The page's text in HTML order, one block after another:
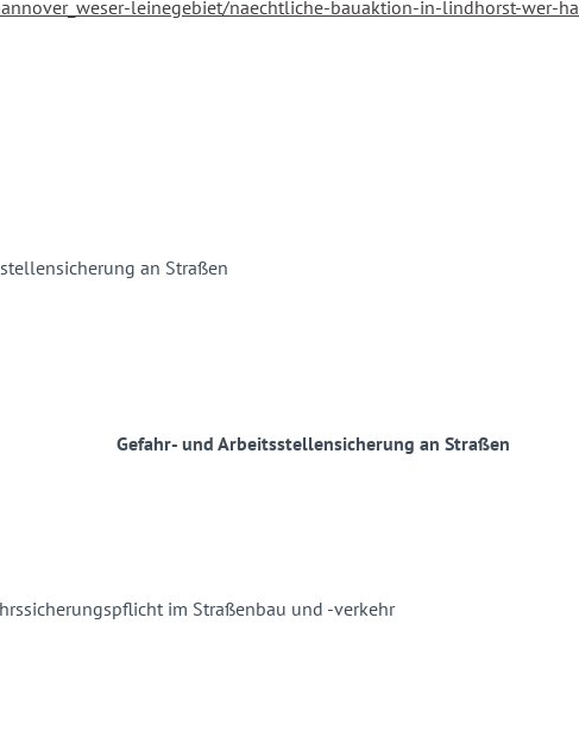
leinegebiet/naechtliche-bauaktion-in-lindhorst-wer-
Gefahr- und Arbeitsstellensicherung an Straßen